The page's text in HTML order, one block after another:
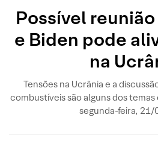
Possível
e Biden pode
na
Tensões na Ucrânia e a
combustíveis são alguns dos
segunda-feira,